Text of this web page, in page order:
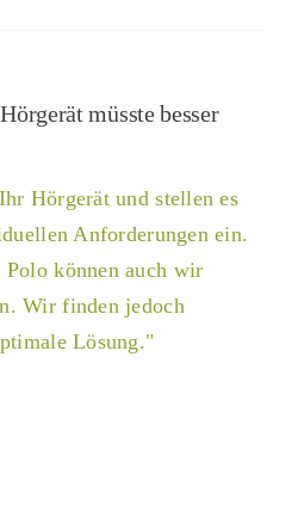
müsste besser
Hörgerät und stellen es
Anforderungen ein.
können auch wir
Wir finden jedoch
Lösung."